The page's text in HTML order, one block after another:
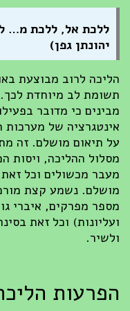
ללכת אל, ללכת מ…
יהונתן גפן)
הליכה לרוב מבוצעת
תשומת לב מיוחדת
מבינים כי מדובר
אינטגרציה של מערכות
על תיאום מושלם. זה
מסלול ההליכה, ויסות
מעבר מכשולים וכל
מושלם. נשמע קצת
מספר מפרקים, איברי
ועליונות) וכל זאת
ולשיר.
הפרעות